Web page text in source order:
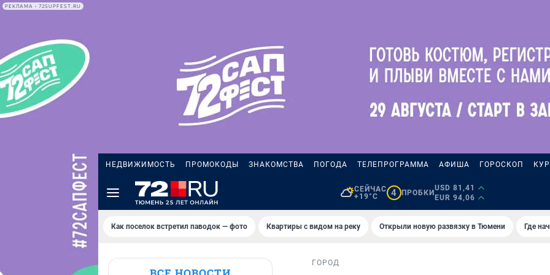
РЕКЛАМА • 72SUPFEST.RU
НЕДВИЖИМОСТЬ ПРОМОКОДЫ ЗНАКОМСТВА ПОГОДА ТЕЛЕПРОГРАММА АФИША ГОРОСКОП
СЕЙЧАС
+19°C
4 ПРОБКИ
USD 81,41
EUR 94,06
Как поселок встретил паводок — фото Квартиры с видом на реку Открыли новую развязку в Тюмени Где
ГОРОД